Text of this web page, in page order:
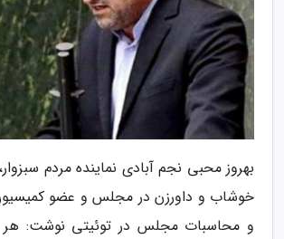
بهروز محبی نجم آبادی نماینده مردم
خوشاب و داورزن در مجلس و عضو کمیسیون